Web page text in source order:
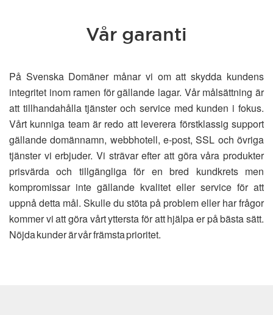
Vår garanti
På Svenska Domäner månar vi om att skydda kundens
integritet inom ramen för gällande lagar. Vår målsättning är
att tillhandahålla tjänster och service med kunden i fokus.
Vårt kunniga team är redo att leverera förstklassig support
gällande domännamn, webbhotell, e-post, SSL och övriga
tjänster vi erbjuder. Vi strävar efter att göra våra produkter
prisvärda och tillgängliga för en bred kundkrets men
kompromissar inte gällande kvalitet eller service för att
uppnå detta mål. Skulle du stöta på problem eller har frågor
kommer vi att göra vårt yttersta för att hjälpa er på bästa sätt.
Nöjda kunder är vår främsta prioritet.